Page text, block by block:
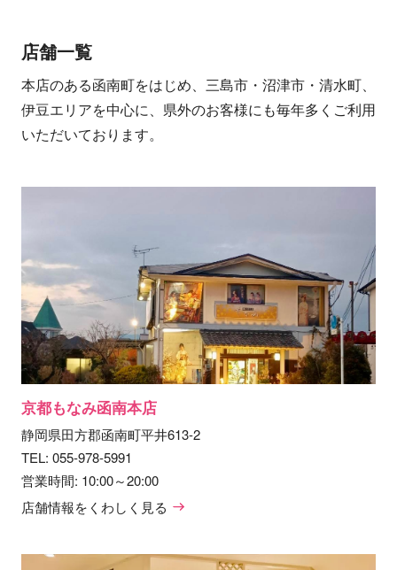
店舗一覧
本店のある函南町をはじめ、三島市・沼津市・清水町、
伊豆エリアを中心に、県外のお客様にも毎年多くご利用
いただいております。
京都もなみ函南本店
静岡県田方郡函南町平井613-2
TEL: 055-978-5991
営業時間: 10:00～20:00
店舗情報をくわしく見る